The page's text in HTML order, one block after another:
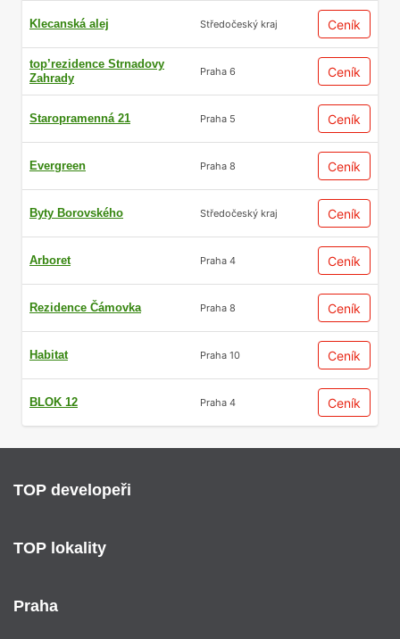
Klecanská alej Středočeský kraj Ceník
top’rezidence Strnadovy
Zahrady
Praha 6 Ceník
Staropramenná 21 Praha 5 Ceník
Evergreen Praha 8 Ceník
Byty Borovského Středočeský kraj Ceník
Arboret Praha 4 Ceník
Rezidence Čámovka Praha 8 Ceník
Habitat Praha 10 Ceník
BLOK 12 Praha 4 Ceník
TOP developeři
TOP lokality
Praha